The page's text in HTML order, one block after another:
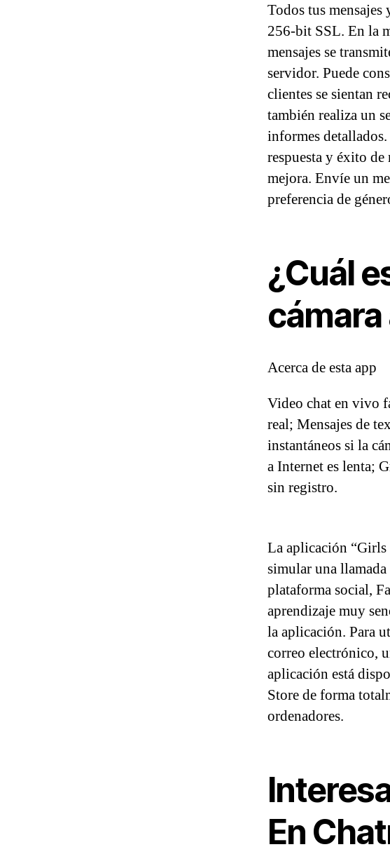
Todos tus
256-bit SSL. En la
mensajes se
servidor. Puede
clientes se sientan
también realiza un
informes
respuesta y éxito
mejora. Envíe un
preferencia de
¿Cuál
Acerca de esta app
Video chat en vivo
real; Mensajes de
instantáneos si la
a Internet es lenta;
sin registro.
La aplicación
simular una
plataforma social,
aprendizaje muy
la aplicación. Para
correo electrónico,
aplicación está
Store de forma
ordenadores.
En